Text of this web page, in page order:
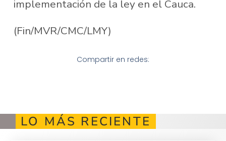
implementación de la ley en el Cauca.
(Fin/MVR/CMC/LMY)
Compartir en redes:
LO MÁS RECIENTE